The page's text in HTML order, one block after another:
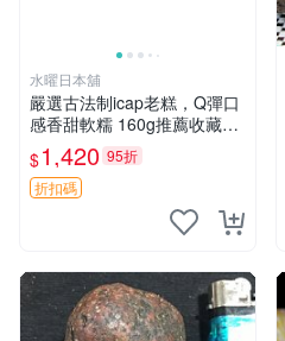
水曜日本舖
嚴選古法制icap老糕，Q彈口
感香甜軟糯 160g推薦收藏伴
手禮 米糕 老糕 贈品
$1,420 95折
折扣碼